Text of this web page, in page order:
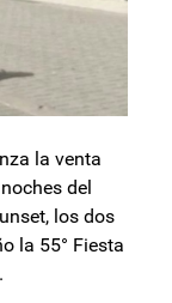
la venta
del
los dos
la 55° Fiesta